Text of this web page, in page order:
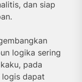
dan siap
logika sering
pada
logis dapat